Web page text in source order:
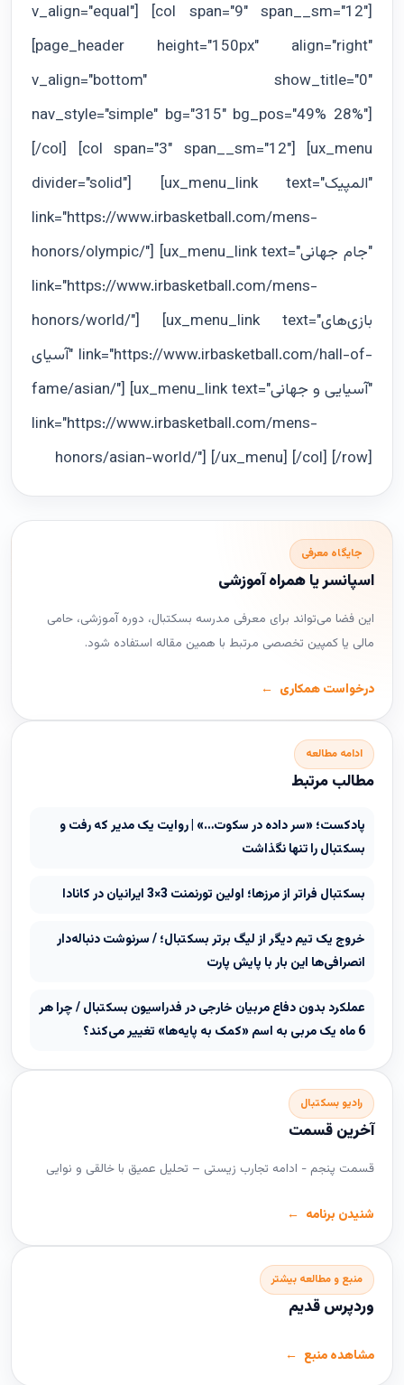
v_align="equal"] [col span="9" span__sm="12"]
[page_header height="150px" align="right"
v_align="bottom" show_title="0"
nav_style="simple" bg="315" bg_pos="49% 28%"]
[/col] [col span="3" span__sm="12"] [ux_menu
divider="solid"] [ux_menu_link text="المپیک"
link="https://www.irbasketball.com/mens-
honors/olympic/"] [ux_menu_link text="جام جهانی"
link="https://www.irbasketball.com/mens-
honors/world/"] [ux_menu_link text="بازی‌های
آسیای" link="https://www.irbasketball.com/hall-of-
fame/asian/"] [ux_menu_link text="آسیایی و جهانی"
link="https://www.irbasketball.com/mens-
honors/asian-world/"] [/ux_menu] [/col] [/row]
جایگاه معرفی
اسپانسر یا همراه آموزشی
این فضا می‌تواند برای معرفی مدرسه بسکتبال، دوره آموزشی، حامی
مالی یا کمپین تخصصی مرتبط با همین مقاله استفاده شود.
درخواست همکاری
ادامه مطالعه
مطالب مرتبط
پادکست؛ «سر داده در سکوت…» | روایت یک مدیر که رفت و
بسکتبال را تنها نگذاشت
بسکتبال فراتر از مرزها؛ اولین تورنمنت 3×3 ایرانیان در کانادا
خروج یک تیم دیگر از لیگ برتر بسکتبال؛ / سرنوشت دنباله‌دار
انصرافی‌ها این بار با پایش پارت
عملکرد بدون دفاع مربیان خارجی در فدراسیون بسکتبال / چرا هر
6 ماه یک مربی به اسم «کمک به پایه‌ها» تغییر می‌کند؟
رادیو بسکتبال
آخرین قسمت
قسمت پنجم - ادامه تجارب زیستی – تحلیل عمیق با خالقی و نوایی
شنیدن برنامه
منبع و مطالعه بیشتر
وردپرس قدیم
مشاهده منبع